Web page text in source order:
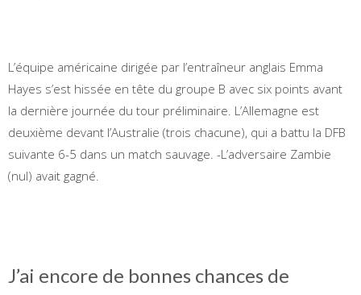
L’équipe américaine dirigée par l’entraîneur anglais Emma
Hayes s’est hissée en tête du groupe B avec six points avant
la dernière journée du tour préliminaire. L’Allemagne est
deuxième devant l’Australie (trois chacune), qui a battu la DFB
suivante 6-5 dans un match sauvage. -L’adversaire Zambie
(nul) avait gagné.
J’ai encore de bonnes chances de